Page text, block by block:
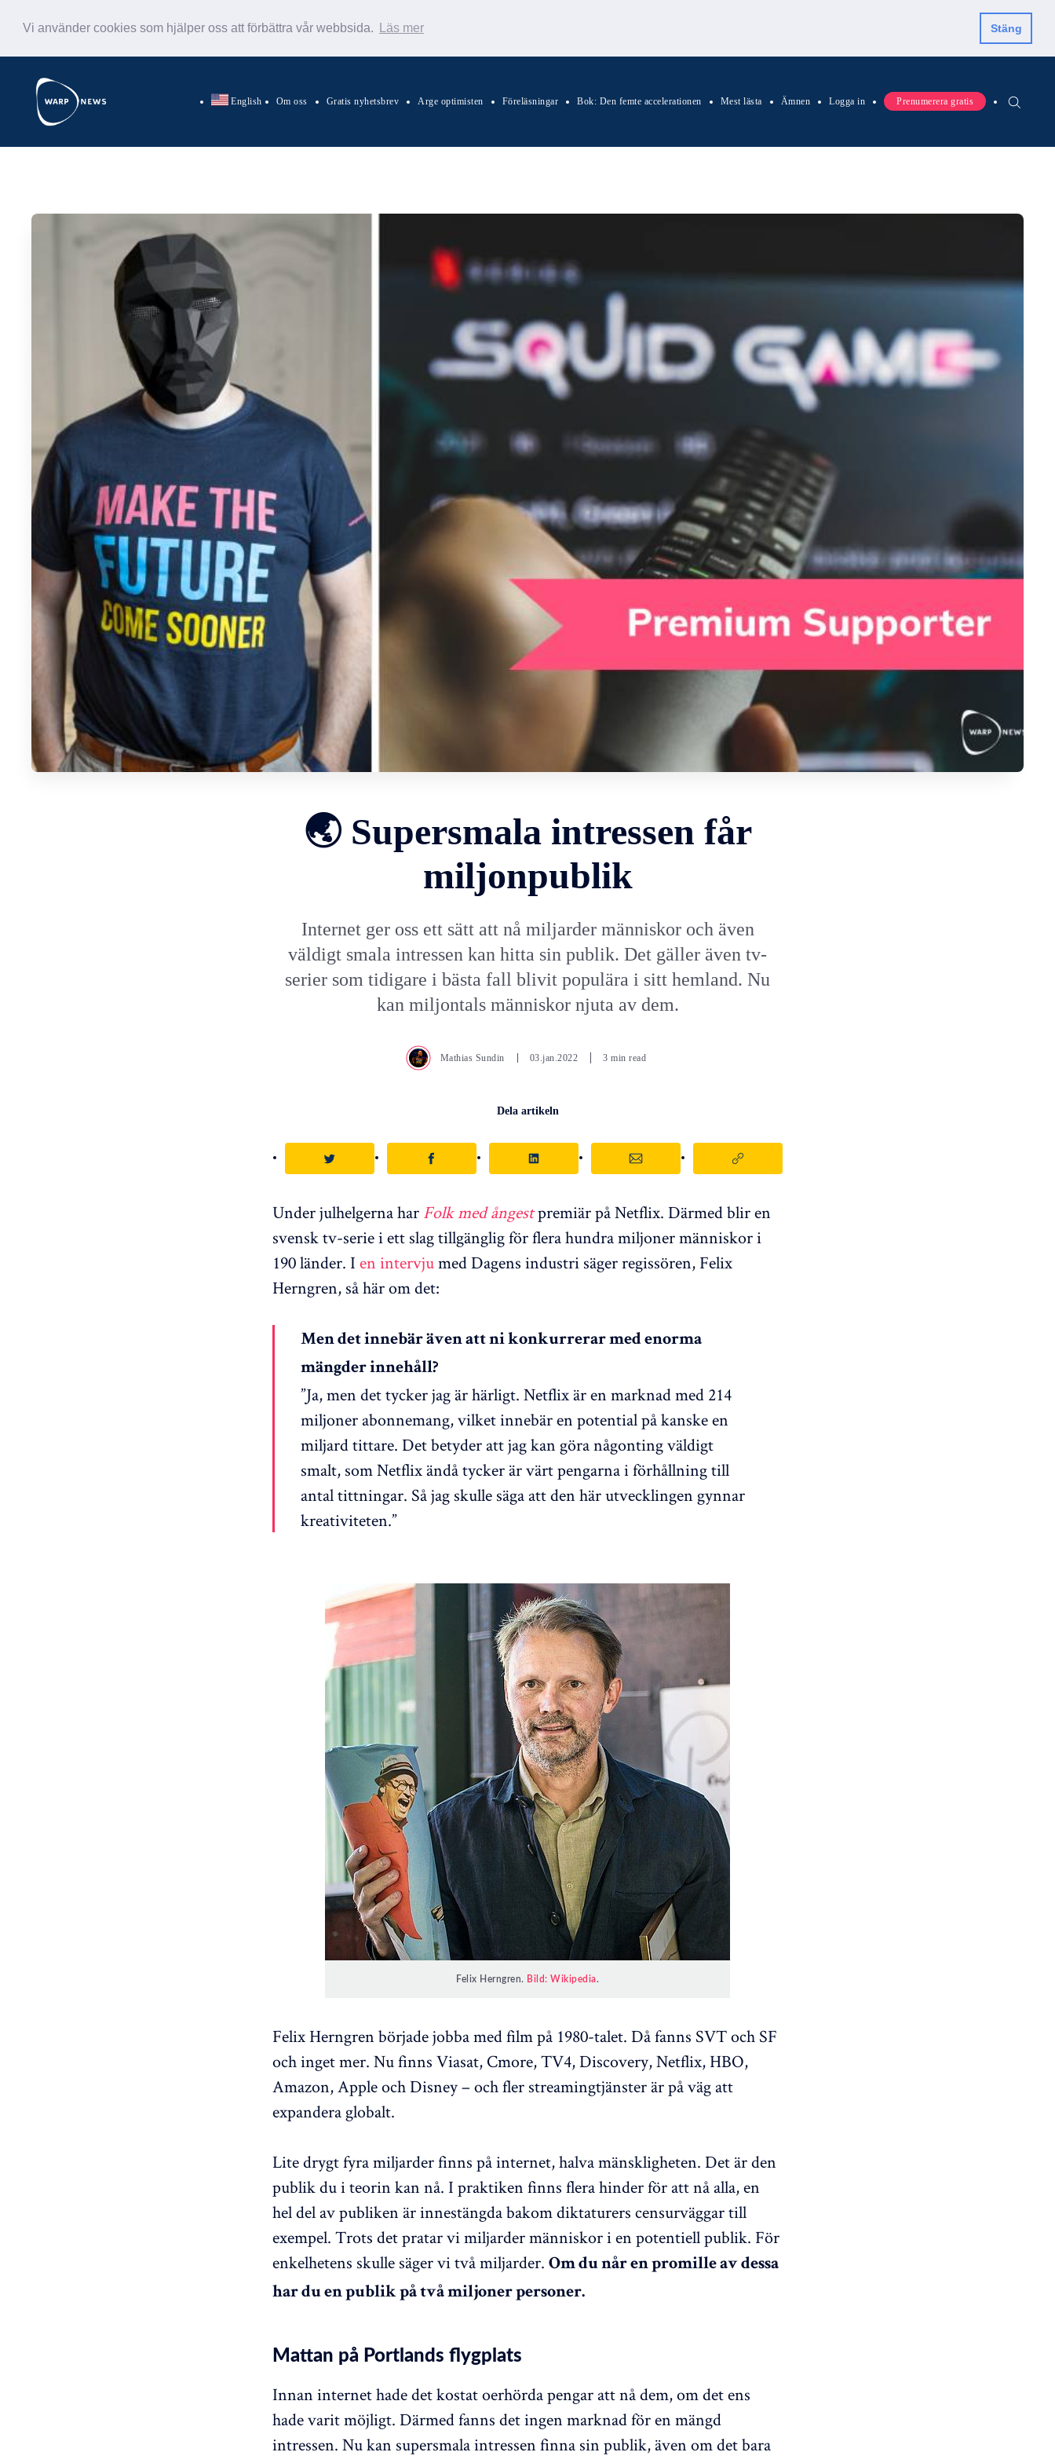
Vi använder cookies som hjälper oss att förbättra vår webbsida. Läs mer Stäng
English Om oss Gratis nyhetsbrev Arge optimisten Föreläsningar Bok: Den femte accelerationen Mest lästa Ämnen Logga in Prenumerera gratis
🌏 Supersmala intressen får
miljonpublik
Internet ger oss ett sätt att nå miljarder människor och även
väldigt smala intressen kan hitta sin publik. Det gäller även tv-
serier som tidigare i bästa fall blivit populära i sitt hemland. Nu
kan miljontals människor njuta av dem.
Mathias Sundin 03.jan.2022 3 min read
Dela artikeln
Under julhelgerna har Folk med ångestpremiär på Netflix. Därmed blir en
svensk tv-serie i ett slag tillgänglig för flera hundra miljoner människor i
190 länder. I en intervjumed Dagens industri säger regissören, Felix
Herngren, så här om det:
Men det innebär även att ni konkurrerar med enorma
mängder innehåll?
”Ja, men det tycker jag är härligt. Netflix är en marknad med 214
miljoner abonnemang, vilket innebär en potential på kanske en
miljard tittare. Det betyder att jag kan göra någonting väldigt
smalt, som Netflix ändå tycker är värt pengarna i förhållning till
antal tittningar. Så jag skulle säga att den här utvecklingen gynnar
kreativiteten.”
Felix Herngren. Bild: Wikipedia.
Felix Herngren började jobba med film på 1980-talet. Då fanns SVT och SF
och inget mer. Nu finns Viasat, Cmore, TV4, Discovery, Netflix, HBO,
Amazon, Apple och Disney – och fler streamingtjänster är på väg att
expandera globalt.
Lite drygt fyra miljarder finns på internet, halva mänskligheten. Det är den
publik du i teorin kan nå. I praktiken finns flera hinder för att nå alla, en
hel del av publiken är innestängda bakom diktaturers censurväggar till
exempel. Trots det pratar vi miljarder människor i en potentiell publik. För
enkelhetens skulle säger vi två miljarder. Om du når en promille av dessa
har du en publik på två miljoner personer.
Mattan på Portlands flygplats
Innan internet hade det kostat oerhörda pengar att nå dem, om det ens
hade varit möjligt. Därmed fanns det ingen marknad för en mängd
intressen. Nu kan supersmala intressen finna sin publik, även om det bara